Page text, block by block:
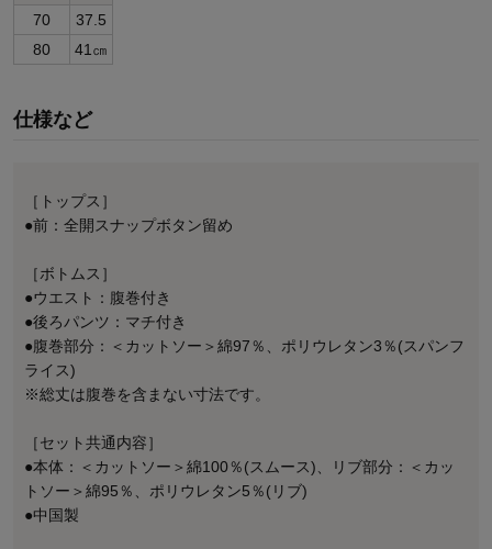
70
37.5
80
41㎝
仕様など
［トップス］
●前：全開スナップボタン留め
［ボトムス］
●ウエスト：腹巻付き
●後ろパンツ：マチ付き
●腹巻部分：＜カットソー＞綿97％、ポリウレタン3％(スパンフ
ライス)
※総丈は腹巻を含まない寸法です。
［セット共通内容］
●本体：＜カットソー＞綿100％(スムース)、リブ部分：＜カッ
トソー＞綿95％、ポリウレタン5％(リブ)
●中国製